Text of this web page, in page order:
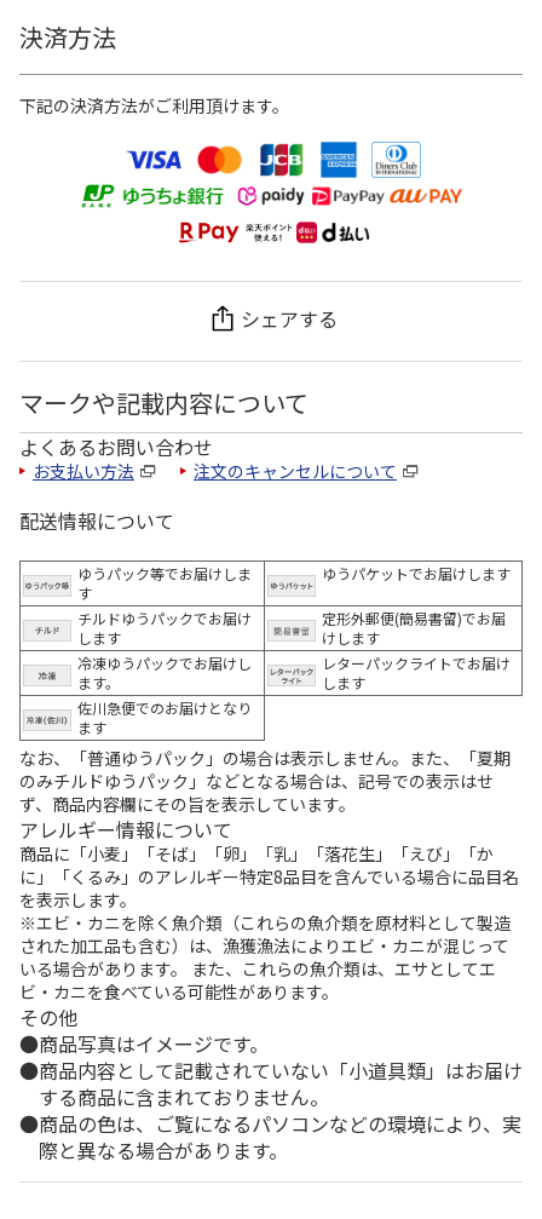
決済方法
下記の決済方法がご利用頂けます。
シェアする
マークや記載内容について
よくあるお問い合わせ
お支払い方法 注文のキャンセルについて
配送情報について
ゆうパック等でお届けしま
す
ゆうパケットでお届けします
チルドゆうパックでお届け
します
定形外郵便(簡易書留)でお届
けします
冷凍ゆうパックでお届けし
ます。
レターパックライトでお届け
します
佐川急便でのお届けとなり
ます
なお、「普通ゆうパック」の場合は表示しません。また、「夏期
のみチルドゆうパック」などとなる場合は、記号での表示はせ
ず、商品内容欄にその旨を表示しています。
アレルギー情報について
商品に「小麦」「そば」「卵」「乳」「落花生」「えび」「か
に」「くるみ」のアレルギー特定8品目を含んでいる場合に品目名
を表示します。
※エビ・カニを除く魚介類（これらの魚介類を原材料として製造
された加工品も含む）は、漁獲漁法によりエビ・カニが混じって
いる場合があります。 また、これらの魚介類は、エサとしてエ
ビ・カニを食べている可能性があります。
その他
商品写真はイメージです。
商品内容として記載されていない「小道具類」はお届け
する商品に含まれておりません。
商品の色は、ご覧になるパソコンなどの環境により、実
際と異なる場合があります。